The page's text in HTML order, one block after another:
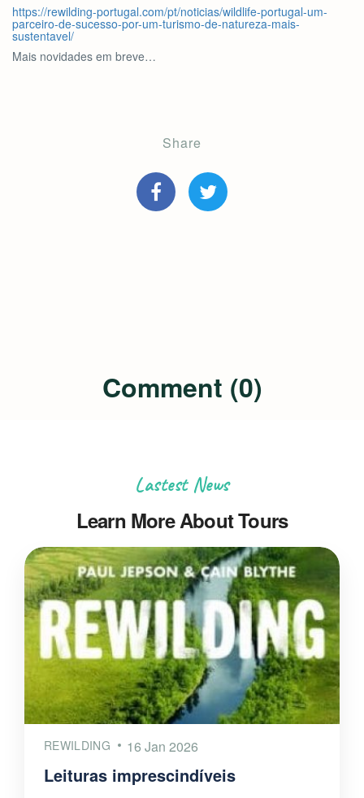
https://rewilding-portugal.com/pt/noticias/wildlife-portugal-um-
parceiro-de-sucesso-por-um-turismo-de-natureza-mais-
sustentavel/
Mais novidades em breve…
Share
Comment (0)
Lastest News
Learn More About Tours
REWILDING 16 Jan 2026
Leituras imprescindíveis